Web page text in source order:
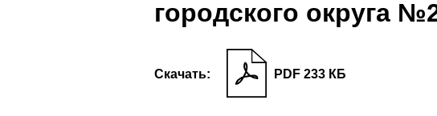
городского округа
Скачать: PDF 233 КБ